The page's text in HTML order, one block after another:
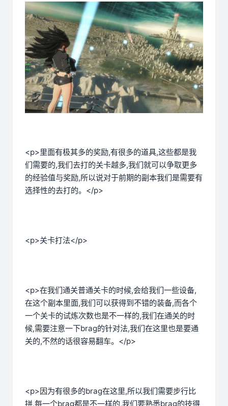
<p>里面有极其多的奖励,有很多的道具,这些都是我
们需要的,我们去打的关卡越多,我们就可以争取更多
的经验值与奖励,所以说对于前期的副本我们是需要有
选择性的去打的。</p>
<p>关卡打法</p>
<p>在我们通关普通关卡的时候,会给我们一些设备,
在这个副本里面,我们可以获得到不错的装备,而各个
一个关卡的试炼次数也是不一样的,我们在通关的时
候,需要注意一下brag的针对法,我们在这里也是要通
关的,不然的话很容易翻车。</p>
<p>因为有很多的brag在这里,所以我们需要步行比
拼,每一个brag都是不一样的,我们要熟悉brag的技得